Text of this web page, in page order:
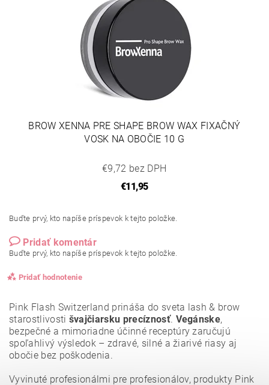
BROW XENNA PRE SHAPE BROW WAX FIXAČNÝ
VOSK NA OBOČIE 10 G
€9,72 bez DPH
€11,95
Buďte prvý, kto napíše príspevok k tejto položke.
Pridať komentár
Buďte prvý, kto napíše príspevok k tejto položke.
Pridať hodnotenie
Pink Flash Switzerland prináša do sveta lash & brow
starostlivosti švajčiarsku precíznosť. Vegánske,
bezpečné a mimoriadne účinné receptúry zaručujú
spoľahlivý výsledok – zdravé, silné a žiarivé riasy aj
obočie bez poškodenia.
Vyvinuté profesionálmi pre profesionálov, produkty Pink